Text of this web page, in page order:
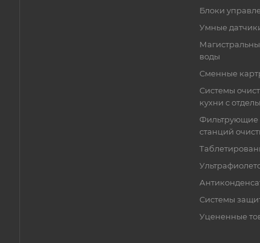
Блоки
Умные
воды
Сменные
Системы
кухни с
Фильтрующие
станций
Системы
Уцененные